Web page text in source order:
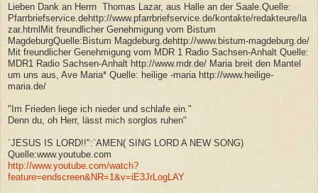
Lieben Dank an Herrn Thomas Lazar, aus Halle an der Saale.Quelle:
Pfarrbriefservice.dehttp://www.pfarrbriefservice.de/kontakte/redakteure/la
zar.htmlMit freundlicher Genehmigung vom Bistum
MagdeburgQuelle:Bistum Magdeburg.dehttp://www.bistum-magdeburg.de/
Mit freundlicher Genehmigung vom MDR 1 Radio Sachsen-Anhalt Quelle:
MDR1 Radio Sachsen-Anhalt http://www.mdr.de/ Maria breit den Mantel
um uns aus, Ave Maria* Quelle: heilige -maria http://www.heilige-
maria.de/
"Im Frieden liege ich nieder und schlafe ein."
Denn du, oh Herr, lässt mich sorglos ruhen"
`JESUS IS LORD!!":`AMEN( SING LORD A NEW SONG)
Quelle:www.youtube.com
http://www.youtube.com/watch?
feature=endscreen&NR=1&v=iE3JrLogLAY